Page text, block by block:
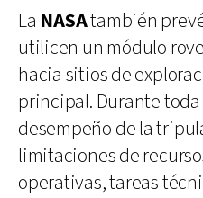
La NASAtambién
utilicen un módulo
hacia sitios de
principal. Durante
desempeño de la
limitaciones de
operativas, tareas